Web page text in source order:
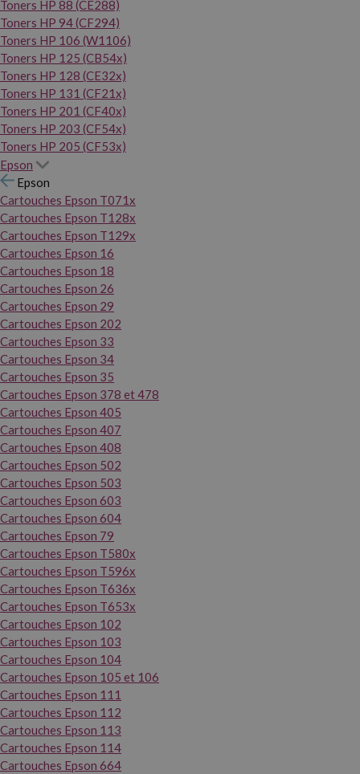
Toners HP 88 (CE288)
Toners HP 94 (CF294)
Toners HP 106 (W1106)
Toners HP 125 (CB54x)
Toners HP 128 (CE32x)
Toners HP 131 (CF21x)
Toners HP 201 (CF40x)
Toners HP 203 (CF54x)
Toners HP 205 (CF53x)
Epson
Epson
Cartouches Epson T071x
Cartouches Epson T128x
Cartouches Epson T129x
Cartouches Epson 16
Cartouches Epson 18
Cartouches Epson 26
Cartouches Epson 29
Cartouches Epson 202
Cartouches Epson 33
Cartouches Epson 34
Cartouches Epson 35
Cartouches Epson 378 et 478
Cartouches Epson 405
Cartouches Epson 407
Cartouches Epson 408
Cartouches Epson 502
Cartouches Epson 503
Cartouches Epson 603
Cartouches Epson 604
Cartouches Epson 79
Cartouches Epson T580x
Cartouches Epson T596x
Cartouches Epson T636x
Cartouches Epson T653x
Cartouches Epson 102
Cartouches Epson 103
Cartouches Epson 104
Cartouches Epson 105 et 106
Cartouches Epson 111
Cartouches Epson 112
Cartouches Epson 113
Cartouches Epson 114
Cartouches Epson 664